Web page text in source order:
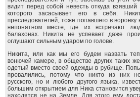
видит перед собой невесть откуда
которого засасывает его в себя.
преследователей, тоже попавшего в воронку
непонятном месте, где их встречают
балахонах. Никита не успевает даже
оглушают сильным ударом по голове.
Никита, или как мы его будем назвать
вонючей камере, в обществе других таких
одетый вместо своей одежды в рубище.
провалились, потому что никто из них
русского, но и любого другого языка,
большим открытием для Ника становится
находятся не на Земле. Для этого ему